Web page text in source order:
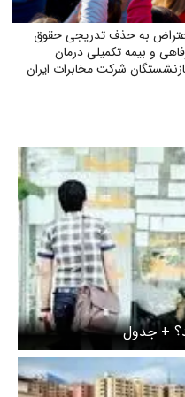
به حذف تدریجی حقوق
و بیمه تکمیلی درمان
شرکت مخابرات ایران
+ جدول